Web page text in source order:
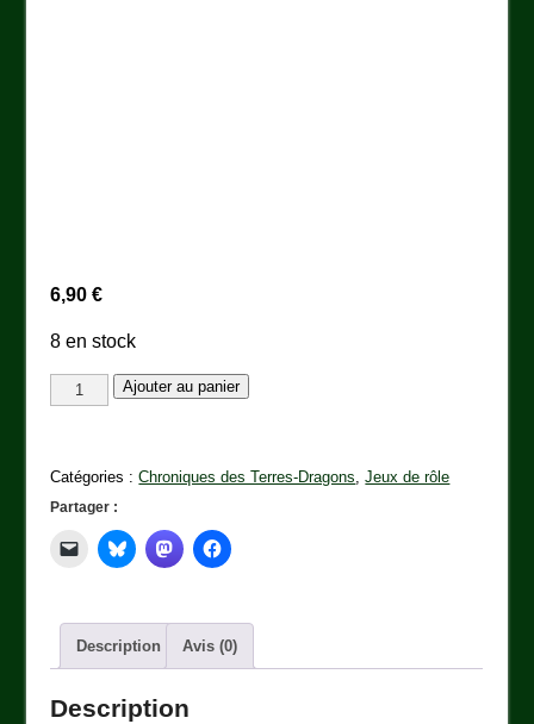
6,90€
8 en stock
quantité
sacre
du
dragon
Ajouter au panier
Catégories :Chroniques des Terres-Dragons,Jeux de rôle
Partager :
Description Avis (0)
Description